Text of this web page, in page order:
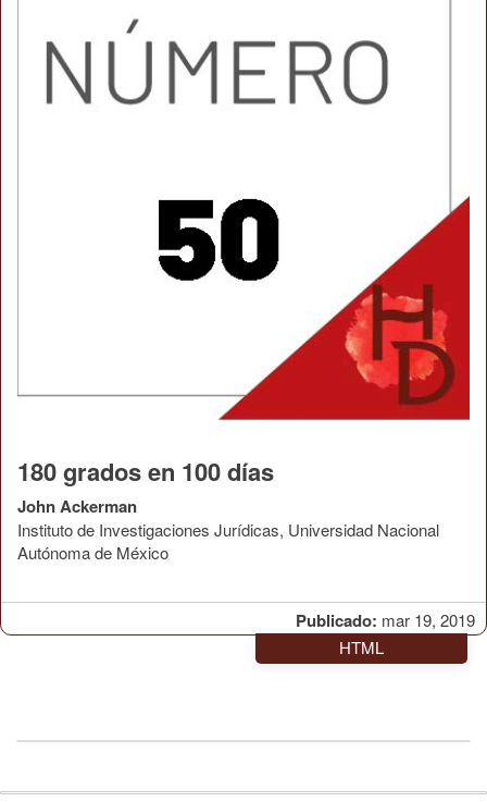
Publicado: mar 19, 2019
180 grados en 100 días
John Ackerman
Instituto de Investigaciones Jurídicas, Universidad Nacional
Autónoma de México
HTML